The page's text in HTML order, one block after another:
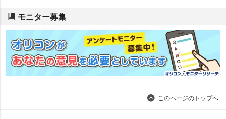
モニター募集
このページのトップへ